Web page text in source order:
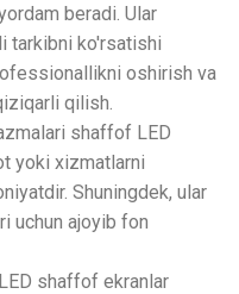
beradi. Ular
tarkibni ko'rsatishi
oshirish va
qilish.
shaffof LED
yoki xizmatlarni
Shuningdek, ular
uchun ajoyib fon
shaffof ekranlar